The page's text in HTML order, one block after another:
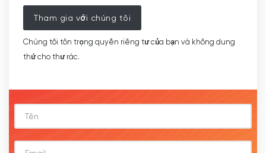
Tham gia với chúng tôi
Chúng tôi tôn trọng quyền riêng tư của bạn và không dung
thứ cho thư rác.